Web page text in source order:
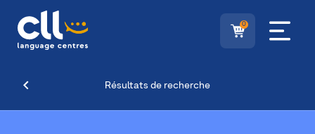
0
Résultats de recherche